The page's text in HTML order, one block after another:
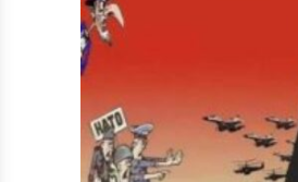
Комментарий*